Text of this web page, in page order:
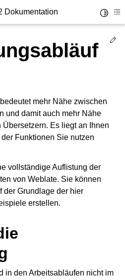
Dokumentation
mehr Nähe zwischen
und damit auch mehr Nähe
Es liegt an Ihnen
Funktionen Sie nutzen
vollständige Auflistung der
von Weblate. Sie können
der Grundlage der hier
erstellen.
in den Arbeitsabläufen nicht im